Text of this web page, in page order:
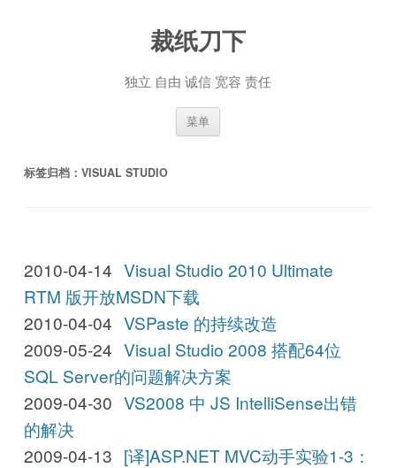
裁纸刀下
独立 自由 诚信 宽容 责任
菜单
标签归档：VISUAL STUDIO
2010-04-14 Visual Studio 2010 Ultimate
RTM 版开放MSDN下载
2010-04-04 VSPaste 的持续改造
2009-05-24 Visual Studio 2008 搭配64位
SQL Server的问题解决方案
2009-04-30 VS2008 中 JS IntelliSense出错
的解决
2009-04-13 [译]ASP.NET MVC动手实验1-3：